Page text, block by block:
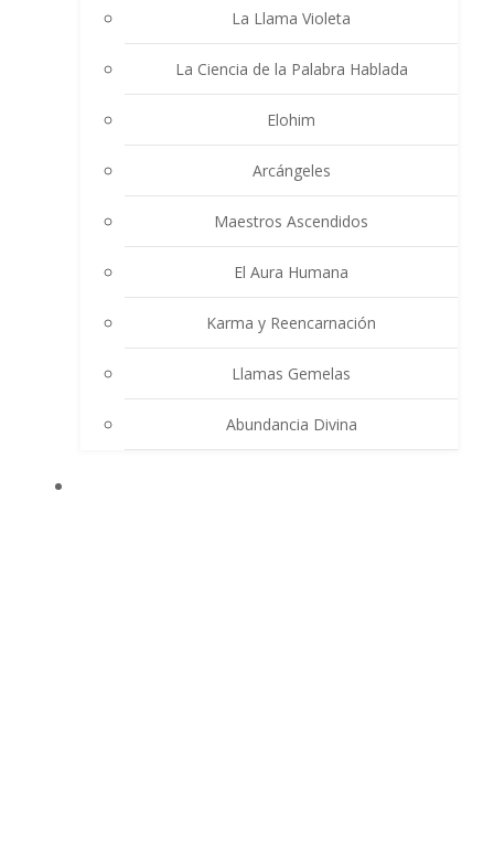
La Llama Violeta
La Ciencia de la Palabra Hablada
Elohim
Arcángeles
Maestros Ascendidos
El Aura Humana
Karma y Reencarnación
Llamas Gemelas
Abundancia Divina